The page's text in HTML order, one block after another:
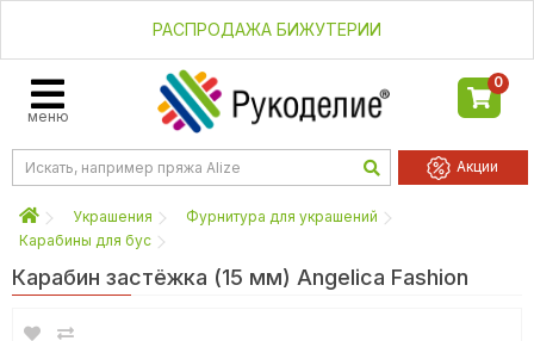
РАСПРОДАЖА БИЖУТЕРИИ
меню
0
Акции
Украшения
Фурнитура для украшений
Карабины для бус
Карабин застёжка (15 мм) Angelica Fashion